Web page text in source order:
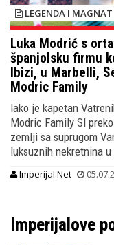
LEGENDA I MAGNAT
Luka Modrić s
španjolsku firmu
Ibizi, u Marbelli,
Modric Family
Iako je kapetan
Modric Family Sl
zemlji sa suprugom
luksuznih nekretnina
Imperijal.Net
Imperijalove